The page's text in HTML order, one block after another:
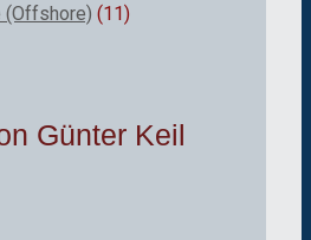
(Offshore) (11)
Günter Keil